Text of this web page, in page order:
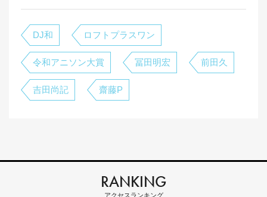
DJ和 ロフトプラスワン
令和アニソン大賞 冨田明宏 前田久
吉田尚記 齋藤P
RANKING
アクセスランキング